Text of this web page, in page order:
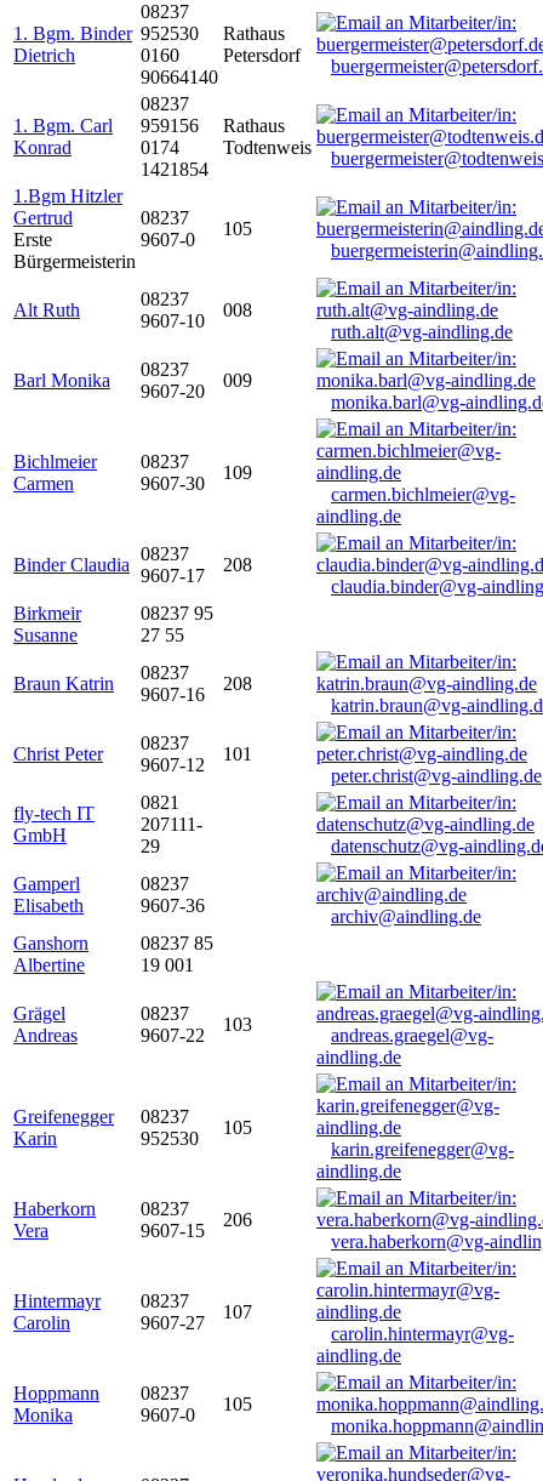
1. Bgm. Binder
Dietrich
08237
952530
0160
90664140
Rathaus
Petersdorf
1. Bgm. Carl
Konrad
08237
959156
0174
1421854
Rathaus
Todtenweis
1.Bgm Hitzler
Gertrud
Erste
Bürgermeisterin
08237
9607-0
105
Alt Ruth
08237
9607-10
008
ruth.alt@vg-aindling.de
Barl Monika
08237
9607-20
009
monika.barl@vg-
Bichlmeier
Carmen
08237
9607-30
109
carmen.bichlmeier@vg-
aindling.de
Binder Claudia
08237
9607-17
208
claudia.binder@vg-
Birkmeir
Susanne
08237 95
27 55
Braun Katrin
08237
9607-16
208
katrin.braun@vg-
Christ Peter
08237
9607-12
101
peter.christ@vg-aindling.de
fly-tech IT
GmbH
0821
207111-
29
datenschutz@vg-
Gamperl
Elisabeth
08237
9607-36
archiv@aindling.de
Ganshorn
Albertine
08237 85
19 001
Grägel
Andreas
08237
9607-22
103
andreas.graegel@vg-
aindling.de
Greifenegger
Karin
08237
952530
105
karin.greifenegger@vg-
aindling.de
Haberkorn
Vera
08237
9607-15
206
vera.haberkorn@vg-
Hintermayr
Carolin
08237
9607-27
107
carolin.hintermayr@vg-
aindling.de
Hoppmann
Monika
08237
9607-0
105